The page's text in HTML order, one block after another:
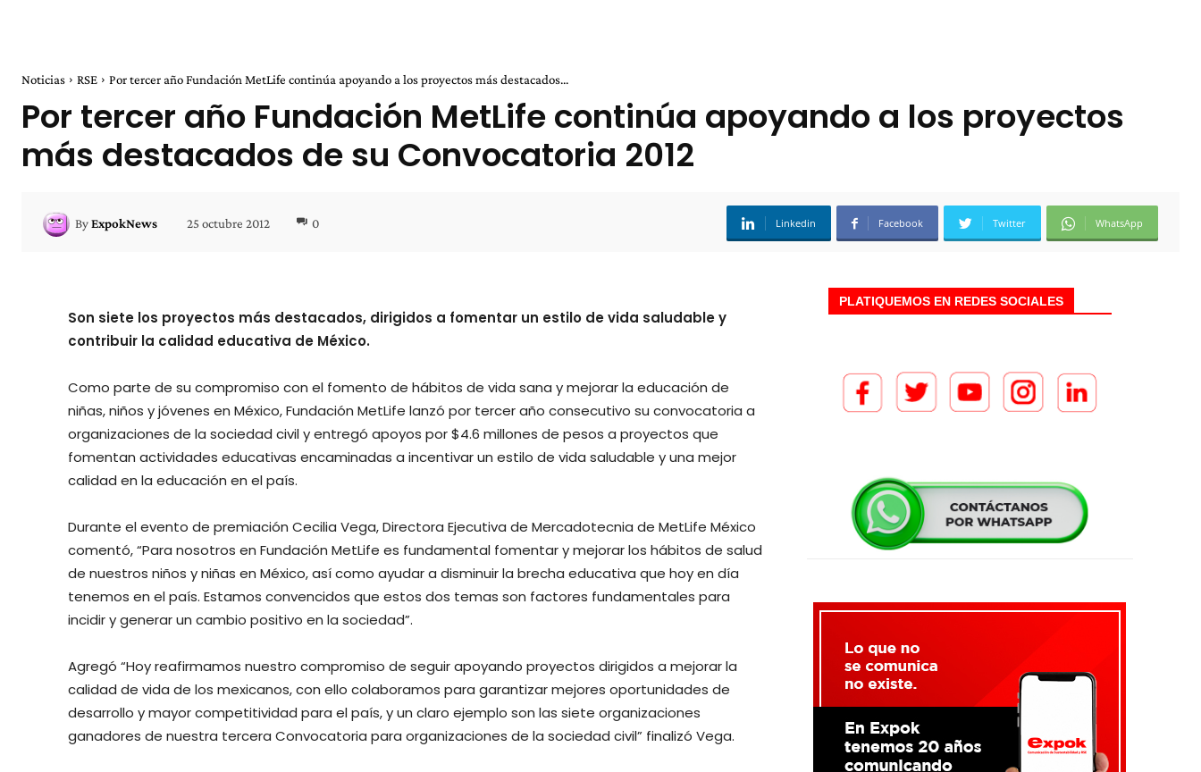
Noticias RSE Por tercer año Fundación MetLife continúa apoyando a los proyectos más destacados...
Por tercer año Fundación MetLife continúa apoyando a los proyectos
más destacados de su Convocatoria 2012
ByExpokNews 25 octubre 2012 0 Linkedin Facebook Twitter WhatsApp
Son siete los proyectos más destacados, dirigidos a fomentar un estilo de vida saludable y
contribuir la calidad educativa de México.
Como parte de su compromiso con el fomento de hábitos de vida sana y mejorar la educación de
niñas, niños y jóvenes en México, Fundación MetLife lanzó por tercer año consecutivo su convocatoria a
organizaciones de la sociedad civil y entregó apoyos por $4.6 millones de pesos a proyectos que
fomentan actividades educativas encaminadas a incentivar un estilo de vida saludable y una mejor
calidad en la educación en el país.
Durante el evento de premiación Cecilia Vega, Directora Ejecutiva de Mercadotecnia de MetLife México
comentó, “Para nosotros en Fundación MetLife es fundamental fomentar y mejorar los hábitos de salud
de nuestros niños y niñas en México, así como ayudar a disminuir la brecha educativa que hoy en día
tenemos en el país. Estamos convencidos que estos dos temas son factores fundamentales para
incidir y generar un cambio positivo en la sociedad”.
Agregó “Hoy reafirmamos nuestro compromiso de seguir apoyando proyectos dirigidos a mejorar la
calidad de vida de los mexicanos, con ello colaboramos para garantizar mejores oportunidades de
desarrollo y mayor competitividad para el país, y un claro ejemplo son las siete organizaciones
ganadores de nuestra tercera Convocatoria para organizaciones de la sociedad civil” finalizó Vega.
PLATIQUEMOS EN REDES SOCIALES